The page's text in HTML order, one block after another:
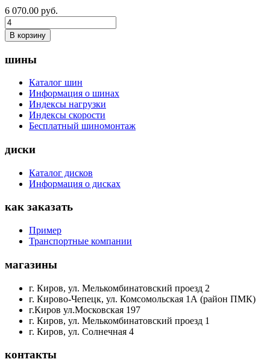
6 070.00 руб.
В корзину
шины
Каталог шин
Информация о шинах
Индексы нагрузки
Индексы скорости
Бесплатный шиномонтаж
диски
Каталог дисков
Информация о дисках
как заказать
Пример
Транспортные компании
магазины
г. Киров, ул. Мелькомбинатовский проезд 2
г. Кирово-Чепецк, ул. Комсомольская 1А (район ПМК)
г.Киров ул.Московская 197
г. Киров, ул. Мелькомбинатовский проезд 1
г. Киров, ул. Солнечная 4
контакты